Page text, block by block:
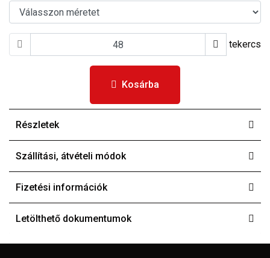
tekercs
Kosárba
Részletek
Szállítási, átvételi módok
Fizetési információk
Letölthető dokumentumok